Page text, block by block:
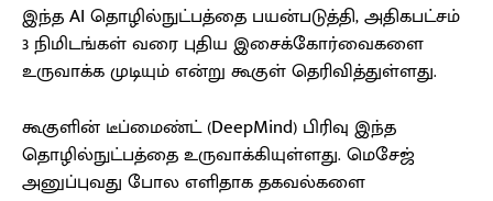
இந்த AI தொழில்நுட்பத்தை பயன்படுத்தி, அதிகபட்சம்
3 நிமிடங்கள் வரை புதிய இசைக்கோர்வைகளை
உருவாக்க முடியும் என்று கூகுள் தெரிவித்துள்ளது.
கூகுளின் டீப்மைண்ட் (DeepMind) பிரிவு இந்த
தொழில்நுட்பத்தை உருவாக்கியுள்ளது. மெசேஜ்
அனுப்புவது போல எளிதாக தகவல்களை